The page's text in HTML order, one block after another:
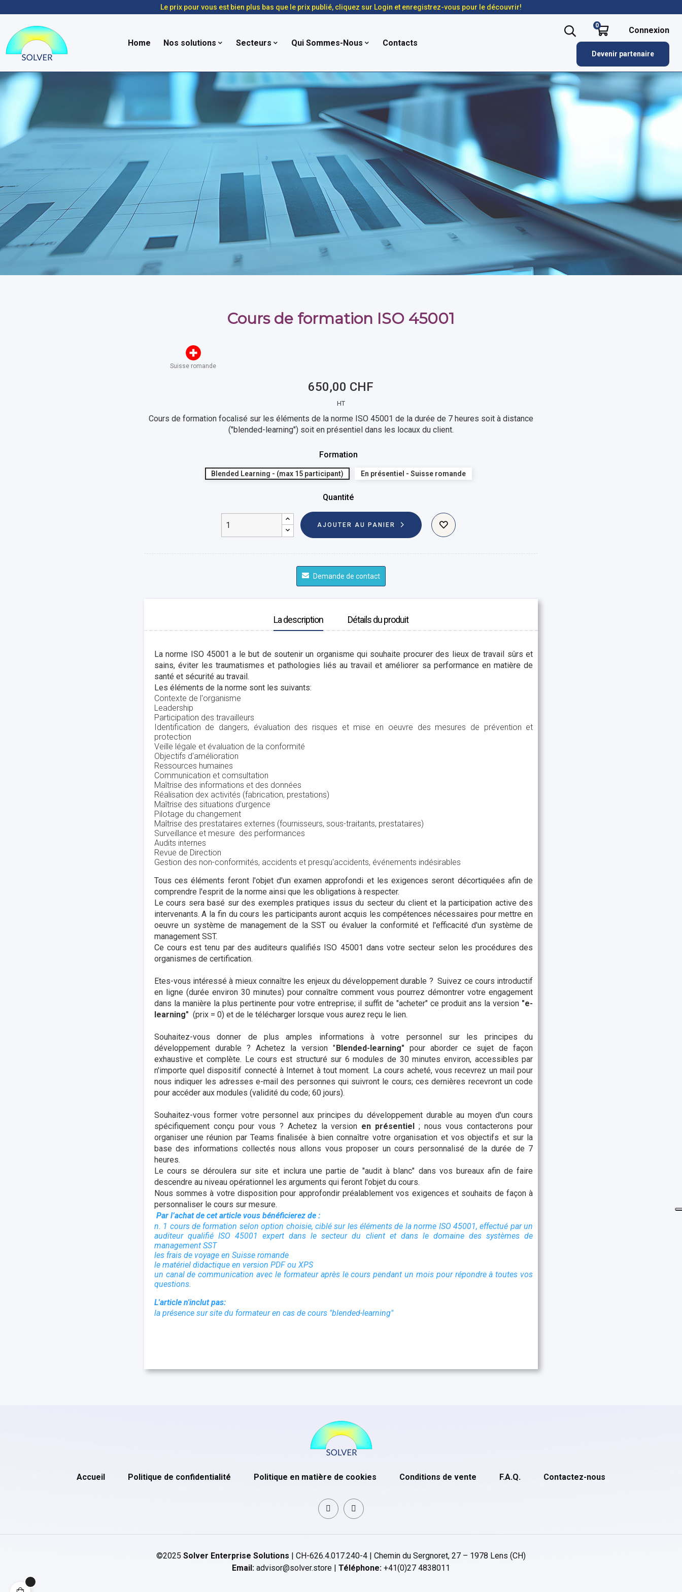
Le prix pour vous est bien plus bas que le prix publié, cliquez sur Login et enregistrez-vous pour le découvrir!
Home Nos solutions Secteurs Qui Sommes-Nous Contacts
0 Connexion
Devenir partenaire
Cours de formation ISO 45001
Suisse romande
650,00 CHF
HT
Cours de formation focalisé sur les éléments de la norme ISO 45001 de la durée de 7 heures soit à distance
("blended-learning") soit en présentiel dans les locaux du client.
Formation
Blended Learning - (max 15 participant) En présentiel - Suisse romande
Quantité
AJOUTER AU PANIER
Demande de contact
La description Détails du produit
La norme ISO 45001 a le but de soutenir un organisme qui souhaite procurer des lieux de travail sûrs et
sains, éviter les traumatismes et pathologies liés au travail et améliorer sa performance en matière de
santé et sécurité au travail.
Les éléments de la norme sont les suivants:
Contexte de l'organisme
Leadership
Participation des travailleurs
Identification de dangers, évaluation des risques et mise en oeuvre des mesures de prévention et
protection
Veille légale et évaluation de la conformité
Objectifs d'amélioration
Ressources humaines
Communication et comsultation
Maîtrise des informations et des données
Réalisation dex activités (fabrication, prestations)
Maîtrise des situations d'urgence
Pilotage du changement
Maîtrise des prestataires externes (fournisseurs, sous-traitants, prestataires)
Surveillance et mesure des performances
Audits internes
Revue de Direction
Gestion des non-conformités, accidents et presqu'accidents, événements indésirables
Tous ces éléments feront l'objet d'un examen approfondi et les exigences seront décortiquées afin de
comprendre l'esprit de la norme ainsi que les obligations à respecter.
Le cours sera basé sur des exemples pratiques issus du secteur du client et la participation active des
intervenants. A la fin du cours les participants auront acquis les compétences nécessaires pour mettre en
oeuvre un système de management de la SST ou évaluer la conformité et l'efficacité d'un système de
management SST.
Ce cours est tenu par des auditeurs qualifiés ISO 45001 dans votre secteur selon les procédures des
organismes de certification.
Etes-vous intéressé à mieux connaître les enjeux du développement durable ? Suivez ce cours introductif
en ligne (durée environ 30 minutes) pour connaître comment vous pourrez démontrer votre engagement
dans la manière la plus pertinente pour votre entreprise; il suffit de "acheter" ce produit ans la version "e-
learning" (prix = 0) et de le télécharger lorsque vous aurez reçu le lien.
Souhaitez-vous donner de plus amples informations à votre personnel sur les principes du
développement durable ? Achetez la version "Blended-learning" pour aborder ce sujet de façon
exhaustive et complète. Le cours est structuré sur 6 modules de 30 minutes environ, accessibles par
n'importe quel dispositif connecté à Internet à tout moment. La cours acheté, vous recevrez un mail pour
nous indiquer les adresses e-mail des personnes qui suivront le cours; ces dernières recevront un code
pour accéder aux modules (validité du code; 60 jours).
Souhaitez-vous former votre personnel aux principes du développement durable au moyen d'un cours
spécifiquement conçu pour vous ? Achetez la version en présentiel ; nous vous contacterons pour
organiser une réunion par Teams finalisée à bien connaître votre organisation et vos objectifs et sur la
base des informations collectés nous allons vous proposer un cours personnalisé de la durée de 7
heures.
Le cours se déroulera sur site et inclura une partie de "audit à blanc" dans vos bureaux afin de faire
descendre au niveau opérationnel les arguments qui feront l'objet du cours.
Nous sommes à votre disposition pour approfondir préalablement vos exigences et souhaits de façon à
personnaliser le cours sur mesure.
Par l’achat de cet article vous bénéficierez de :
n. 1 cours de formation selon option choisie, ciblé sur les éléments de la norme ISO 45001, effectué par un
auditeur qualifié ISO 45001 expert dans le secteur du client et dans le domaine des systèmes de
management SST
les frais de voyage en Suisse romande
le matériel didactique en version PDF ou XPS
un canal de communication avec le formateur après le cours pendant un mois pour répondre à toutes vos
questions.
L'article n'inclut pas:
la présence sur site du formateur en cas de cours "blended-learning"
Accueil Politique de confidentialité Politique en matière de cookies Conditions de vente F.A.Q. Contactez-nous
©2025 Solver Enterprise Solutions | CH-626.4.017.240-4 | Chemin du Sergnoret, 27 – 1978 Lens (CH)
Email: advisor@solver.store | Téléphone: +41(0)27 4838011